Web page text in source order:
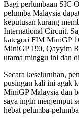
Bagi perlumbaan SIC
pelumba Malaysia
keputusan kurang
International Circuit.
kategori FIM MiniGP
MiniGP 190, Qayyim
utama minggu ini dan
Secara keseluruhan,
pusingan kali ini agak
MiniGP Malaysia dan
saya ingin menjemput
hebat pelumba-